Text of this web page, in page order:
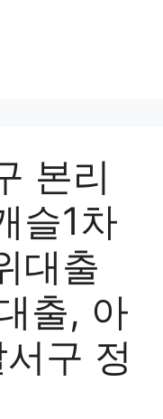
본리
슬1차
대출
출, 아
구 정